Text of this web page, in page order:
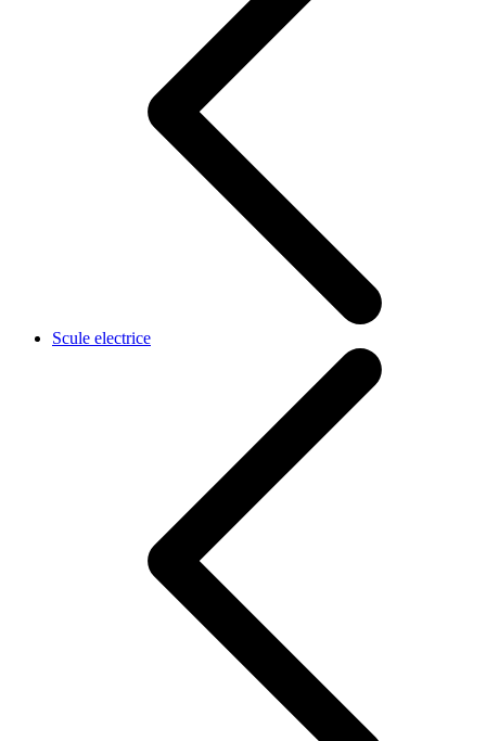
Scule electrice